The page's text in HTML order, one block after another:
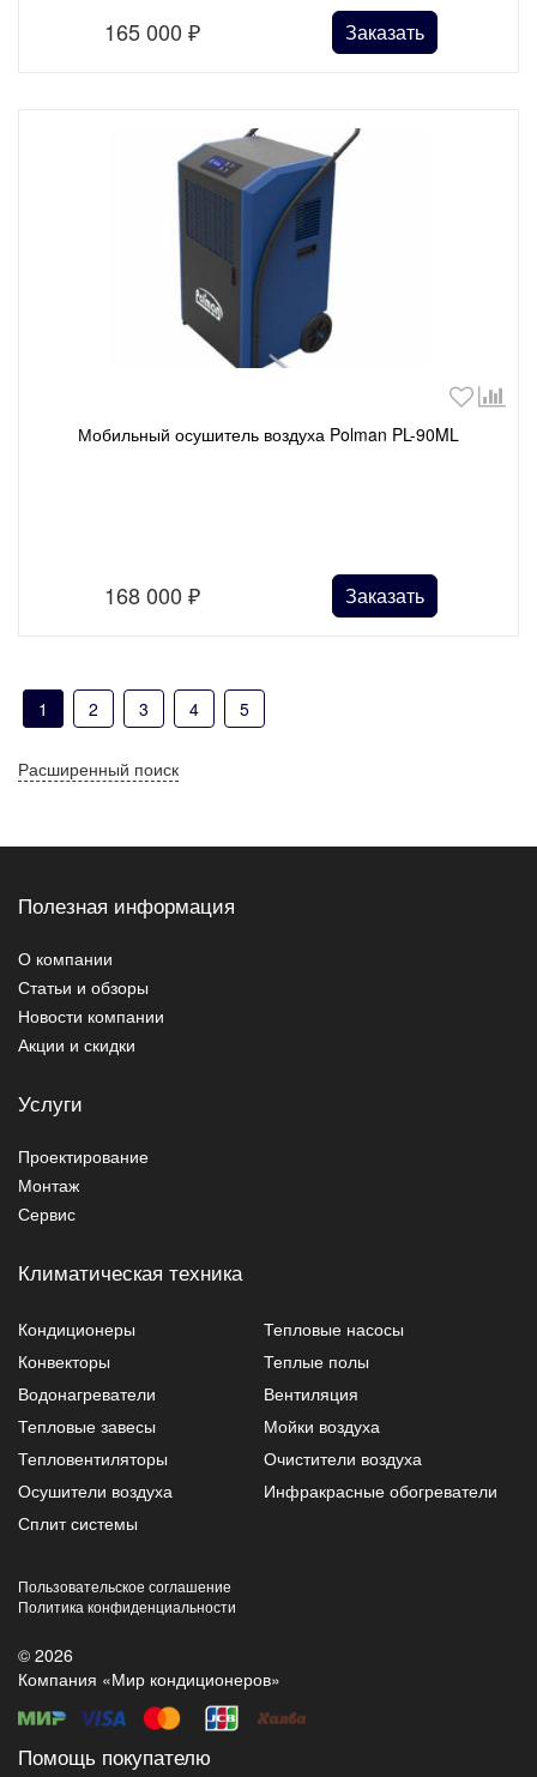
165 000₽ Заказать
Мобильный осушитель воздуха Polman PL-90ML
168 000₽ Заказать
1 2 3 4 5
Расширенный поиск
Полезная информация
О компании
Статьи и обзоры
Новости компании
Акции и скидки
Услуги
Проектирование
Монтаж
Сервис
Климатическая техника
Кондиционеры
Тепловые насосы
Конвекторы
Теплые полы
Водонагреватели
Вентиляция
Тепловые завесы
Мойки воздуха
Тепловентиляторы
Очистители воздуха
Осушители воздуха
Инфракрасные обогреватели
Сплит системы
Пользовательское соглашение
Политика конфиденциальности
© 2026
Компания «Мир кондиционеров»
Помощь покупателю